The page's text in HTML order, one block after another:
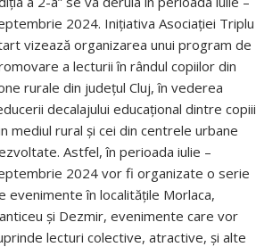
2024. Inițiativa Asociației Triplu
vizează organizarea unui program de
a lecturii în rândul copiilor din
rurale din județul Cluj, în vederea
decalajului educațional dintre copiii
mediul rural și cei din centrele urbane
Astfel, în perioada iulie –
2024 vor fi organizate o serie
evenimente în localitățile Morlaca,
și Dezmir, evenimente care vor
lecturi colective, atractive, și alte